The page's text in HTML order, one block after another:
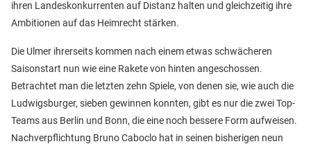
ihren Landeskonkurrenten auf Distanz halten und gleichzeitig ihre
Ambitionen auf das Heimrecht stärken.
Die Ulmer ihrerseits kommen nach einem etwas schwächeren
Saisonstart nun wie eine Rakete von hinten angeschossen.
Betrachtet man die letzten zehn Spiele, von denen sie, wie auch die
Ludwigsburger, sieben gewinnen konnten, gibt es nur die zwei Top-
Teams aus Berlin und Bonn, die eine noch bessere Form aufweisen.
Nachverpflichtung Bruno Caboclo hat in seinen bisherigen neun